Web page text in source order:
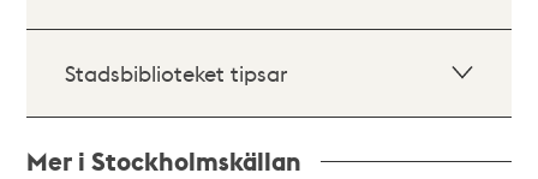
Stadsbiblioteket tipsar
Mer i Stockholmskällan